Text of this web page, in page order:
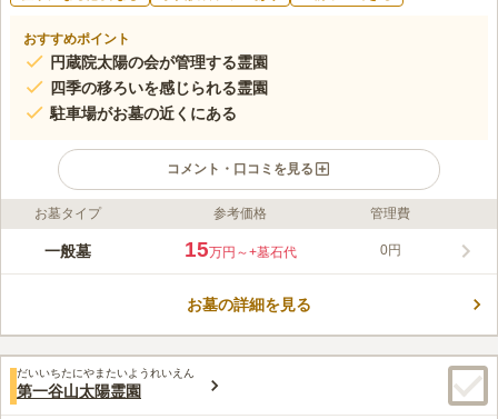
おすすめポイント
円蔵院太陽の会が管理する霊園
四季の移ろいを感じられる霊園
駐車場がお墓の近くにある
コメント・口コミを見る
ライフドット編集部のコメント
豊かな自然と美しい眺望が魅力の霊園です。 墓域には囲いがな
っており、デザインに拘りたい方にもピッタリです。 周囲には
口コミ評価
この霊園はまだ誰からも評価されていません。
お墓タイプ 参考価格 管理費
一般墓 15万円～+墓石代 0円
お墓の詳細を見る
だいいちたにやまたいようれいえん
第一谷山太陽霊園